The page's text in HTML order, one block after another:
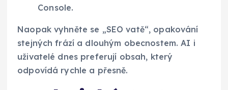
Console.
Naopak vyhněte se „SEO vatě“, opakování
stejných frází a dlouhým obecnostem. AI i
uživatelé dnes preferují obsah, který
odpovídá rychle a přesně.